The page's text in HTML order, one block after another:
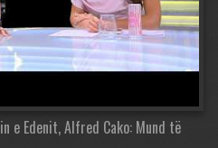
e Edenit, Alfred Cako: Mund të